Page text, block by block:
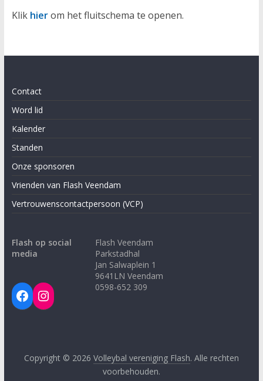
Klik hierom het fluitschema te openen.
Contact
Word lid
Kalender
Standen
Onze sponsoren
Vrienden van Flash Veendam
Vertrouwenscontactpersoon (VCP)
Flash op social
media
Facebook
Instagram
Flash Veendam
Parkstadhal
Jan Salwaplein 1
9641LN Veendam
0598-652 309
Copyright © 2026 Volleybal vereniging Flash. Alle rechten
voorbehouden.